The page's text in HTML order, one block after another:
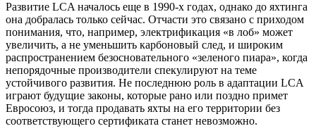
Развитие LCA началось еще в 1990‑х годах, однако до яхтинга
она добралась только сейчас. Отчасти это связано с приходом
понимания, что, например, электрификация «в лоб» может
увеличить, а не уменьшить карбоновый след, и широким
распространением безосновательного «зеленого пиара», когда
непорядочные производители спекулируют на теме
устойчивого развития. Не последнюю роль в адаптации LCA
играют будущие законы, которые рано или поздно примет
Евросоюз, и тогда продавать яхты на его территории без
соответствующего сертификата станет невозможно.